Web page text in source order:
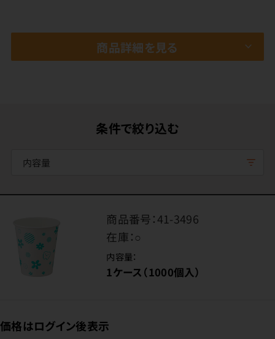
商品詳細を見る
条件で絞り込む
内容量
商品番号：41-3496
在庫：○
内容量：
1ケース（1000個入）
価格はログイン後表示